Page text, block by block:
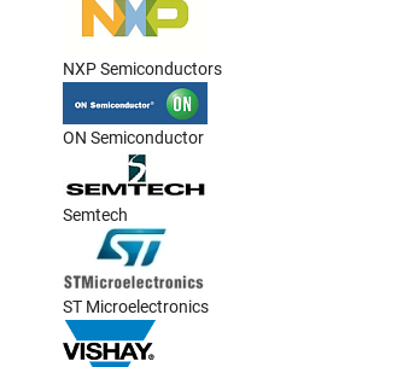
NXP Semiconductors
ON Semiconductor
Semtech
ST Microelectronics